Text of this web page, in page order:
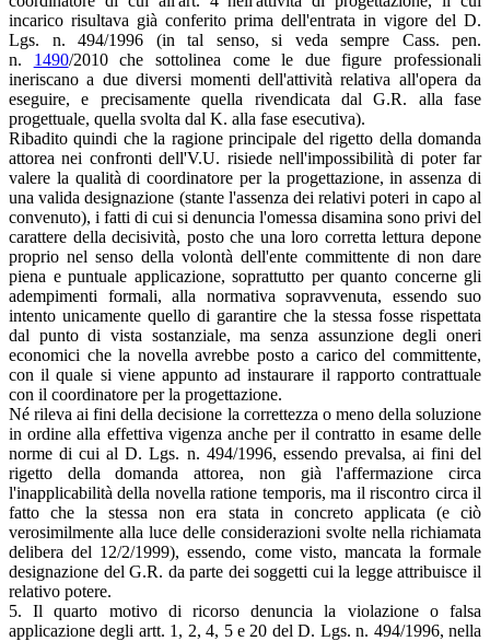
incarico risultava già conferito prima dell'entrata in vigore del D.
Lgs. n. 494/1996 (in tal senso, si veda sempre Cass. pen.
n. 1490/2010 che sottolinea come le due figure professionali
ineriscano a due diversi momenti dell'attività relativa all'opera da
eseguire, e precisamente quella rivendicata dal G.R. alla fase
progettuale, quella svolta dal K. alla fase esecutiva).
Ribadito quindi che la ragione principale del rigetto della domanda
attorea nei confronti dell'V.U. risiede nell'impossibilità di poter far
valere la qualità di coordinatore per la progettazione, in assenza di
una valida designazione (stante l'assenza dei relativi poteri in capo al
convenuto), i fatti di cui si denuncia l'omessa disamina sono privi del
carattere della decisività, posto che una loro corretta lettura depone
proprio nel senso della volontà dell'ente committente di non dare
piena e puntuale applicazione, soprattutto per quanto concerne gli
adempimenti formali, alla normativa sopravvenuta, essendo suo
intento unicamente quello di garantire che la stessa fosse rispettata
dal punto di vista sostanziale, ma senza assunzione degli oneri
economici che la novella avrebbe posto a carico del committente,
con il quale si viene appunto ad instaurare il rapporto contrattuale
con il coordinatore per la progettazione.
Né rileva ai fini della decisione la correttezza o meno della soluzione
in ordine alla effettiva vigenza anche per il contratto in esame delle
norme di cui al D. Lgs. n. 494/1996, essendo prevalsa, ai fini del
rigetto della domanda attorea, non già l'affermazione circa
l'inapplicabilità della novella ratione temporis, ma il riscontro circa il
fatto che la stessa non era stata in concreto applicata (e ciò
verosimilmente alla luce delle considerazioni svolte nella richiamata
delibera del 12/2/1999), essendo, come visto, mancata la formale
designazione del G.R. da parte dei soggetti cui la legge attribuisce il
relativo potere.
5. Il quarto motivo di ricorso denuncia la violazione o falsa
applicazione degli artt. 1, 2, 4, 5 e 20 del D. Lgs. n. 494/1996, nella